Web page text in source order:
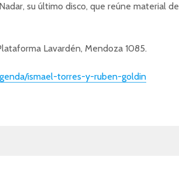
su último disco, que reúne material de
Lavardén, Mendoza 1085.
ismael-torres-y-ruben-goldin